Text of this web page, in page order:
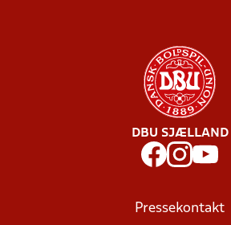
DBU SJÆLLAND
Pressekontakt